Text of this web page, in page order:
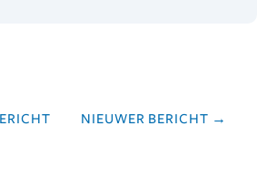
NIEUWER BERICHT →